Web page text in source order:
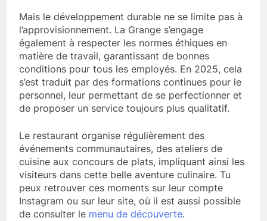
Mais le développement durable ne se limite pas à
l’approvisionnement. La Grange s’engage
également à respecter les normes éthiques en
matière de travail, garantissant de bonnes
conditions pour tous les employés. En 2025, cela
s’est traduit par des formations continues pour le
personnel, leur permettant de se perfectionner et
de proposer un service toujours plus qualitatif.
Le restaurant organise régulièrement des
événements communautaires, des ateliers de
cuisine aux concours de plats, impliquant ainsi les
visiteurs dans cette belle aventure culinaire. Tu
peux retrouver ces moments sur leur compte
Instagram ou sur leur site, où il est aussi possible
de consulter le menu de découverte.